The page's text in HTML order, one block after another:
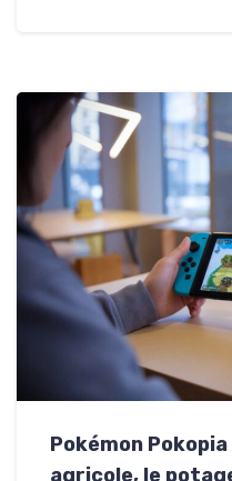
Pokémon
agricole, le